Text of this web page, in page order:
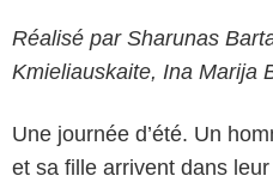
Réalisé par Sharunas
Kmieliauskaite, Ina Marija
Une journée d’été. Un
et sa fille arrivent dans